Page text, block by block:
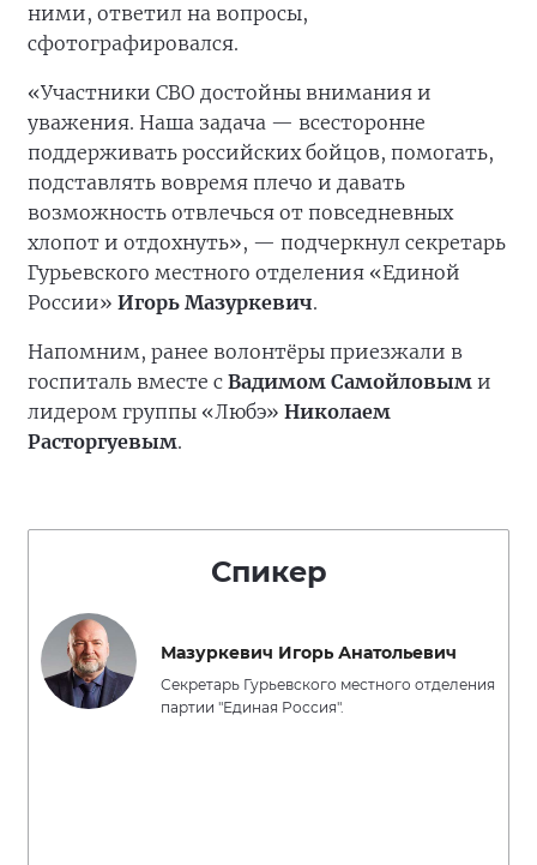
ними, ответил на вопросы,
сфотографировался.
«Участники СВО достойны внимания и
уважения. Наша задача — всесторонне
поддерживать российских бойцов, помогать,
подставлять вовремя плечо и давать
возможность отвлечься от повседневных
хлопот и отдохнуть», — подчеркнул секретарь
Гурьевского местного отделения «Единой
России» Игорь Мазуркевич.
Напомним, ранее волонтёры приезжали в
госпиталь вместе с Вадимом Самойловым и
лидером группы «Любэ» Николаем
Расторгуевым.
Спикер
Мазуркевич Игорь Анатольевич
Секретарь Гурьевского местного отделения
партии "Единая Россия".